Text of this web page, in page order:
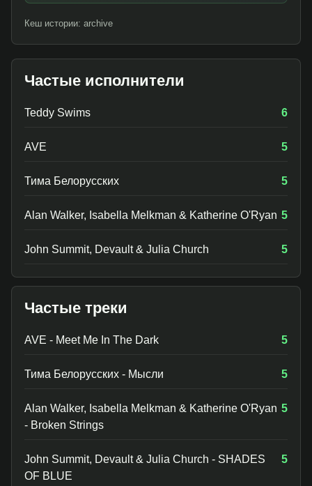
Кеш истории: archive
Частые исполнители
Teddy Swims 6
AVE 5
Тима Белорусских 5
Alan Walker, Isabella Melkman & Katherine O'Ryan 5
John Summit, Devault & Julia Church 5
Частые треки
AVE - Meet Me In The Dark 5
Тима Белорусских - Мысли 5
Alan Walker, Isabella Melkman & Katherine O'Ryan
- Broken Strings
5
John Summit, Devault & Julia Church - SHADES
OF BLUE
5